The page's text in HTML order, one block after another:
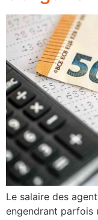
Le salaire des
engendrant parfois